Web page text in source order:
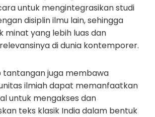
untuk mengintegrasikan studi
disiplin ilmu lain, sehingga
minat yang lebih luas dan
di dunia kontemporer.
tantangan juga membawa
ilmiah dapat memanfaatkan
untuk mengakses dan
teks klasik India dalam bentuk